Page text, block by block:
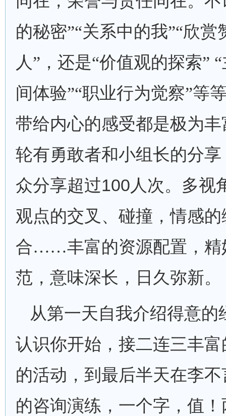
的秘密”“关系中的我”“欣
人”，还是“价值观的探索”
间体验”“职业行为觉察”等
带给内心的感受都是极为
轮有勇敢者和小组长的分
众分享超过100人次。多视
观点的交叉、碰撞，情感
合……丰富的资源配置，精
范，意味深长，日久弥新。
从第一天自我介绍得意的
认识你开始，接二连三丰
的活动，到最后半天在李
的咨询演练，一个字，值